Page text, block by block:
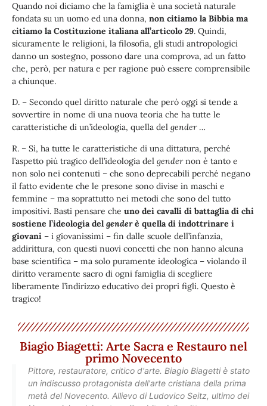
Quando noi diciamo che la famiglia è una società naturale
fondata su un uomo ed una donna, non citiamo la Bibbia ma
citiamo la Costituzione italiana all’articolo 29. Quindi,
sicuramente le religioni, la filosofia, gli studi antropologici
danno un sostegno, possono dare una comprova, ad un fatto
che, però, per natura e per ragione può essere comprensibile
a chiunque.
D. – Secondo quel diritto naturale che però oggi si tende a
sovvertire in nome di una nuova teoria che ha tutte le
caratteristiche di un’ideologia, quella del gender …
R. – Sì, ha tutte le caratteristiche di una dittatura, perché
l’aspetto più tragico dell’ideologia del gendernon è tanto e
non solo nei contenuti – che sono deprecabili perché negano
il fatto evidente che le presone sono divise in maschi e
femmine – ma soprattutto nei metodi che sono del tutto
impositivi. Basti pensare che uno dei cavalli di battaglia di chi
sostiene l’ideologia del genderè quella di indottrinare i
giovani – i giovanissimi – fin dalle scuole dell’infanzia,
addirittura, con questi nuovi concetti che non hanno alcuna
base scientifica – ma solo puramente ideologica – violando il
diritto veramente sacro di ogni famiglia di scegliere
liberamente l’indirizzo educativo dei propri figli. Questo è
tragico!
Biagio Biagetti: Arte Sacra e Restauro nel
primo Novecento
Pittore, restauratore, critico d'arte. Biagio Biagetti è stato
un indiscusso protagonista dell'arte cristiana della prima
metà del Novecento. Allievo di Ludovico Seitz, ultimo dei